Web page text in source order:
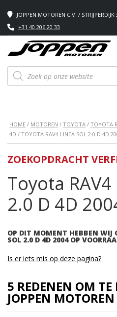
JOPPEN MOTOREN C.V. /
+31 40 206 20 33
Producten
zoeken
HOME / MOTOREN / TOYOTA / TOYOTA
4D / TOYOTA RAV4 LINEA SOL 2.0 D 4D
Toyota
2.0 D 4D
OP DIT MOMENT HEBBEN WIJ
SOL 2.0 D 4D 2004 OP
ZOEKOPDRACHT
Is er iets mis op deze pagina?
5 REDENEN OM
JOPPEN MOTOREN